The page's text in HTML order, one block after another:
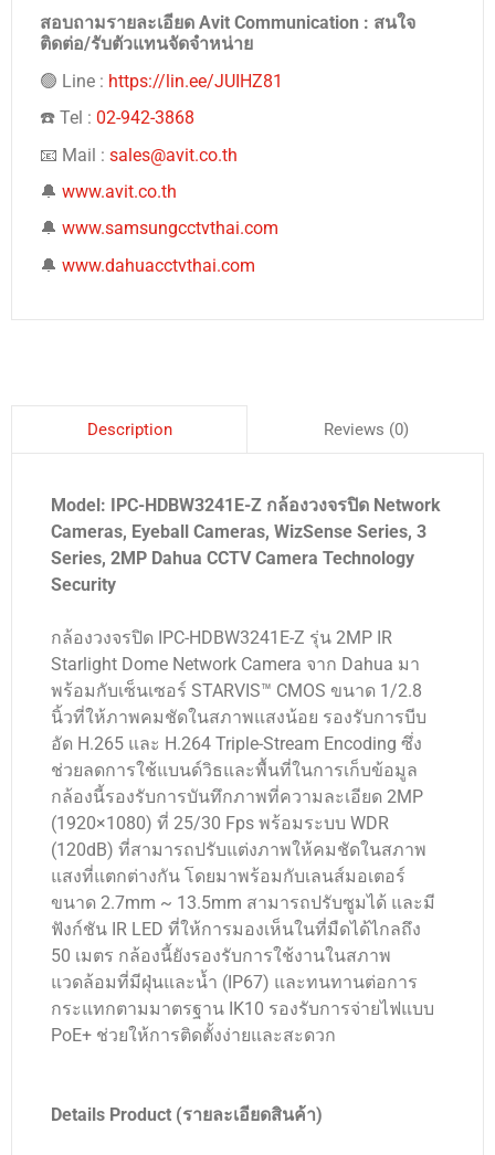
สอบถามรายละเอียด Avit Communication : สนใจ
ติดต่อ/รับตัวแทนจัดจำหน่าย
🟢 Line : https://lin.ee/JUIHZ81
☎️ Tel : 02-942-3868
📧 Mail : sales@avit.co.th
🔔 www.avit.co.th
🔔 www.samsungcctvthai.com
🔔 www.dahuacctvthai.com
Description Reviews (0)
Model: IPC-HDBW3241E-Z กล้องวงจรปิด Network
Cameras, Eyeball Cameras, WizSense Series, 3
Series, 2MP Dahua CCTV Camera Technology
Security
กล้องวงจรปิด IPC-HDBW3241E-Z รุ่น 2MP IR
Starlight Dome Network Camera จาก Dahua มา
พร้อมกับเซ็นเซอร์ STARVIS™ CMOS ขนาด 1/2.8
นิ้วที่ให้ภาพคมชัดในสภาพแสงน้อย รองรับการบีบ
อัด H.265 และ H.264 Triple-Stream Encoding ซึ่ง
ช่วยลดการใช้แบนด์วิธและพื้นที่ในการเก็บข้อมูล
กล้องนี้รองรับการบันทึกภาพที่ความละเอียด 2MP
(1920×1080) ที่ 25/30 Fps พร้อมระบบ WDR
(120dB) ที่สามารถปรับแต่งภาพให้คมชัดในสภาพ
แสงที่แตกต่างกัน โดยมาพร้อมกับเลนส์มอเตอร์
ขนาด 2.7mm ~ 13.5mm สามารถปรับซูมได้ และมี
ฟังก์ชัน IR LED ที่ให้การมองเห็นในที่มืดได้ไกลถึง
50 เมตร กล้องนี้ยังรองรับการใช้งานในสภาพ
แวดล้อมที่มีฝุ่นและน้ำ (IP67) และทนทานต่อการ
กระแทกตามมาตรฐาน IK10 รองรับการจ่ายไฟแบบ
PoE+ ช่วยให้การติดตั้งง่ายและสะดวก
Details Product (รายละเอียดสินค้า)